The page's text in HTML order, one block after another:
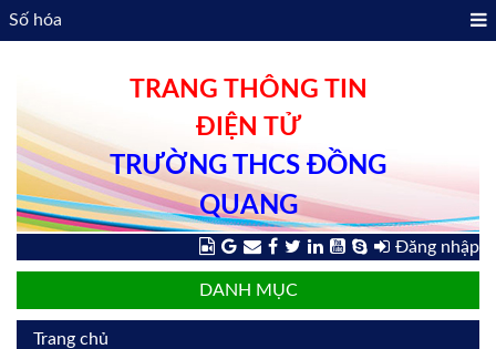
Số hóa
TRANG THÔNG TIN
ĐIỆN TỬ
TRƯỜNG THCS ĐỒNG
QUANG
Đăng nhập
DANH MỤC
Trang chủ